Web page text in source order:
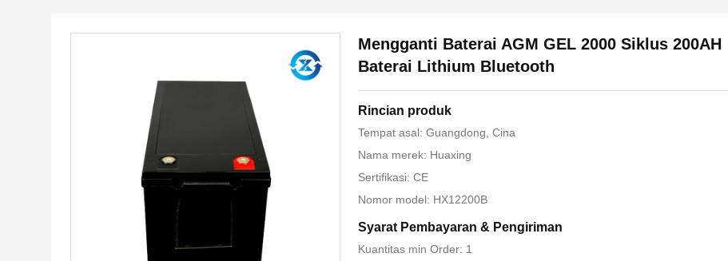
Mengganti Baterai AGM GEL 2000 Siklus 200AH
Baterai Lithium Bluetooth
Rincian produk
Tempat asal: Guangdong, Cina
Nama merek: Huaxing
Sertifikasi: CE
Nomor model: HX12200B
Syarat Pembayaran & Pengiriman
Kuantitas min Order: 1